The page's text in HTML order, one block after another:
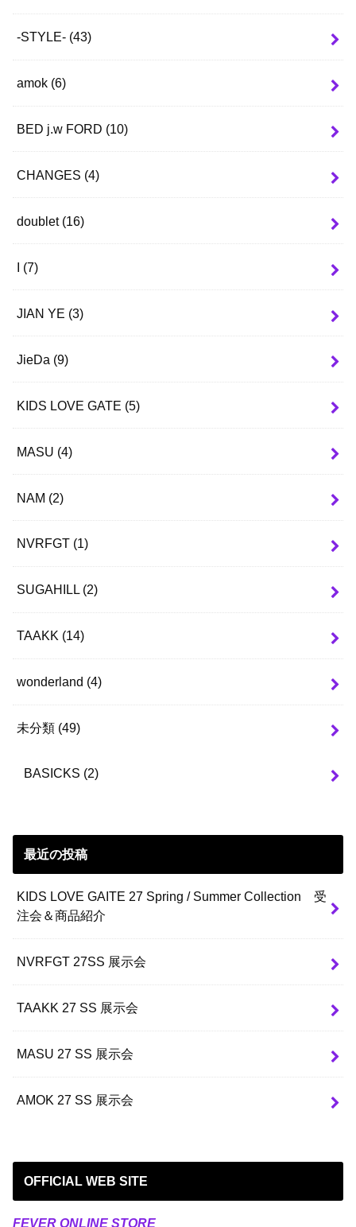
-STYLE- (43)
amok (6)
BED j.w FORD (10)
CHANGES (4)
doublet (16)
I (7)
JIAN YE (3)
JieDa (9)
KIDS LOVE GATE (5)
MASU (4)
NAM (2)
NVRFGT (1)
SUGAHILL (2)
TAAKK (14)
wonderland (4)
未分類 (49)
BASICKS (2)
最近の投稿
KIDS LOVE GAITE 27 Spring / Summer Collection 受
注会＆商品紹介
NVRFGT 27SS 展示会
TAAKK 27 SS 展示会
MASU 27 SS 展示会
AMOK 27 SS 展示会
OFFICIAL WEB SITE
FEVER ONLINE STORE